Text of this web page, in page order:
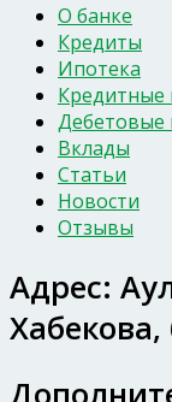
О банке
Кредиты
Ипотека
Кредитные
Дебетовые
Вклады
Статьи
Новости
Отзывы
Адрес:
Хабекова,